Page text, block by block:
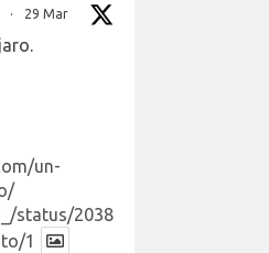
· 29 Mar
un-
status/2038
1